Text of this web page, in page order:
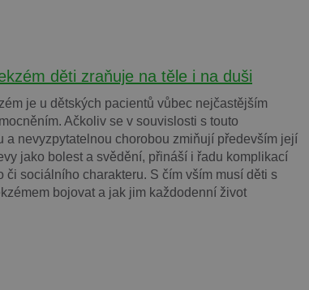
děti zraňuje na těle i na duši
je u dětských pacientů vůbec nejčastějším
Ačkoliv se v souvislosti s touto
a nevyzpytatelnou chorobou zmiňují především její
jako bolest a svědění, přináší i řadu komplikací
či sociálního charakteru. S čím vším musí děti s
bojovat a jak jim každodenní život